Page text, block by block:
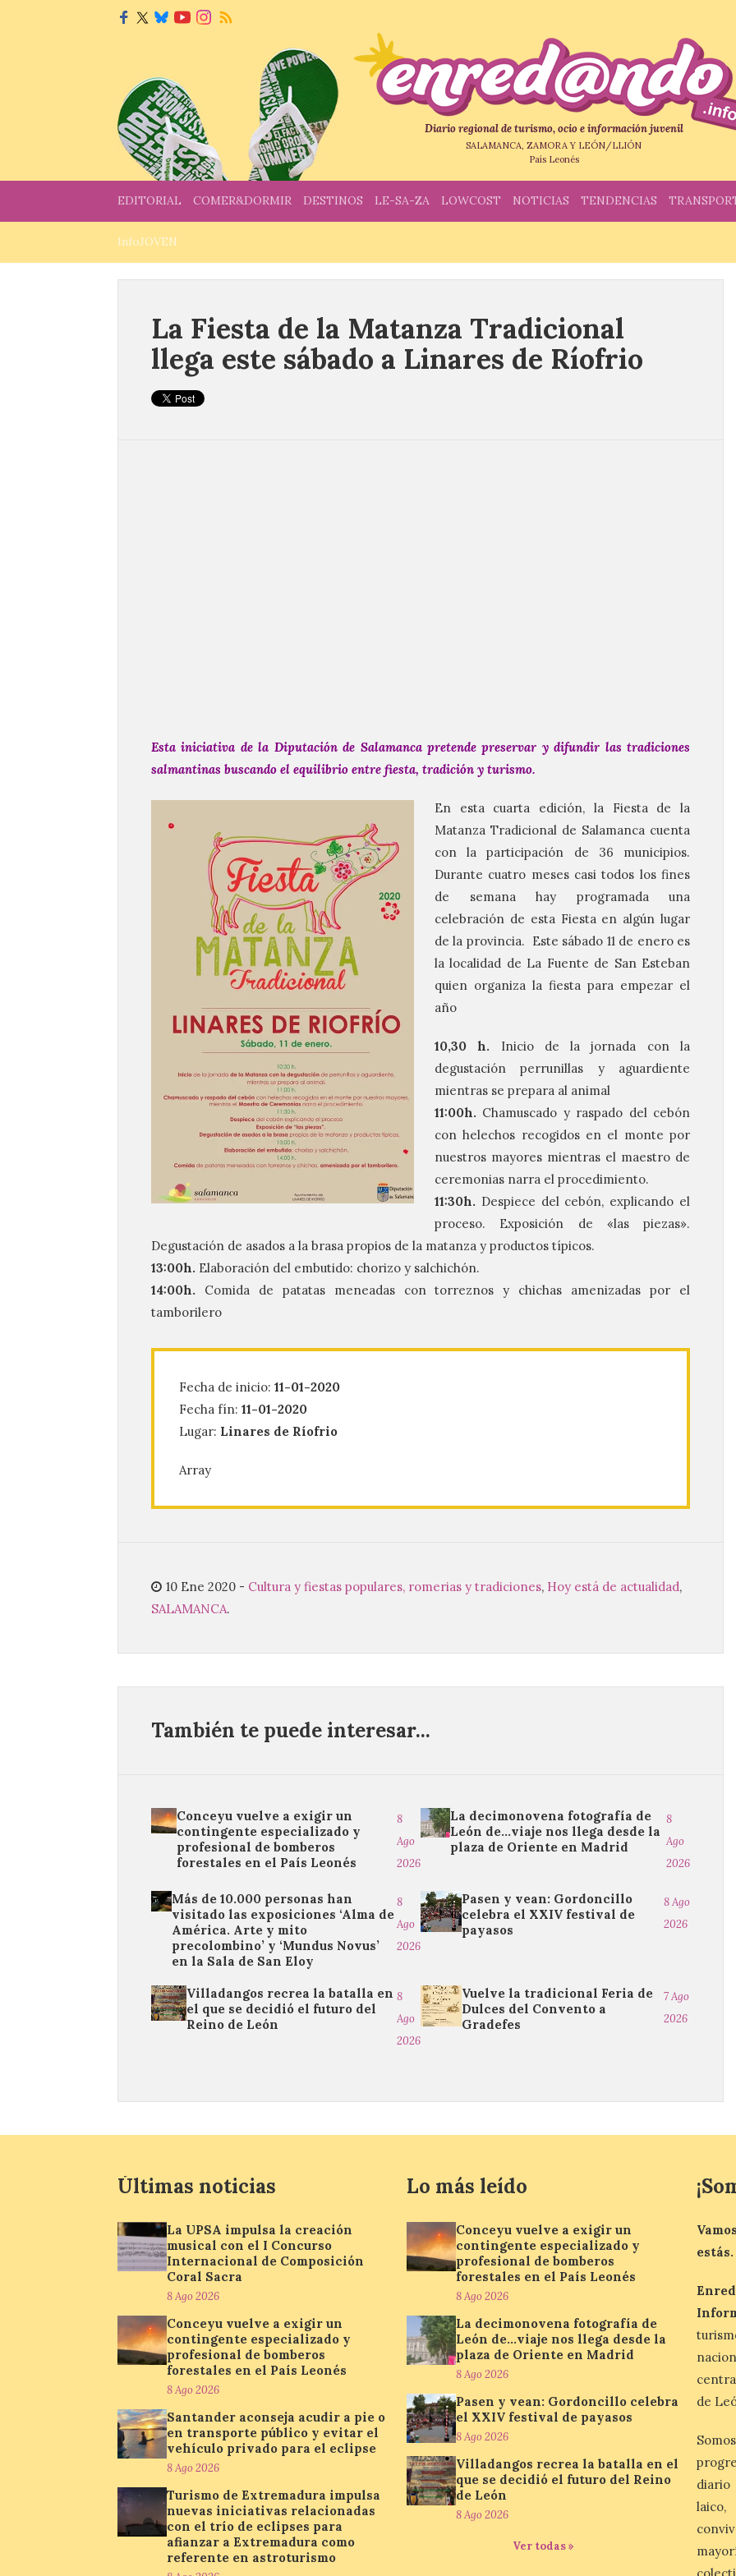
Diario regional de turismo, ocio e información juvenil
SALAMANCA, ZAMORA Y LEÓN/LLIÓN
País Leonés
EDITORIAL COMER&DORMIR DESTINOS LE-SA-ZA LOWCOST NOTICIAS TENDENCIAS
InfoJOVEN
La Fiesta de la Matanza Tradicional
llega este sábado a Linares de Ríofrio
Esta iniciativa de la Diputación de Salamanca pretende preservar y difundir las tradiciones
salmantinas buscando el equilibrio entre fiesta, tradición y turismo.
En esta cuarta edición, la Fiesta de la
Matanza Tradicional de Salamanca cuenta
con la participación de 36 municipios.
Durante cuatro meses casi todos los fines
de semana hay programada una
celebración de esta Fiesta en algún lugar
de la provincia. Este sábado 11 de enero es
la localidad de La Fuente de San Esteban
quien organiza la fiesta para empezar el
año
10,30 h. Inicio de la jornada con la
degustación perrunillas y aguardiente
mientras se prepara al animal
11:00h. Chamuscado y raspado del cebón
con helechos recogidos en el monte por
nuestros mayores mientras el maestro de
ceremonias narra el procedimiento.
11:30h. Despiece del cebón, explicando el
proceso. Exposición de «las piezas».
Degustación de asados a la brasa propios de la matanza y productos típicos.
13:00h. Elaboración del embutido: chorizo y salchichón.
14:00h. Comida de patatas meneadas con torreznos y chichas amenizadas por el
tamborilero
Fecha de inicio: 11-01-2020
Fecha fín: 11-01-2020
Lugar: Linares de Ríofrio
Array
10 Ene 2020 - Cultura y fiestas populares, romerias y tradiciones, Hoy está de actualidad,
SALAMANCA.
También te puede interesar...
Conceyu vuelve a exigir un
contingente especializado y
profesional de bomberos
forestales en el País Leonés
8
Ago
2026
La decimonovena fotografía de
León de…viaje nos llega desde la
plaza de Oriente en Madrid
8
Ago
2026
Más de 10.000 personas han
visitado las exposiciones ‘Alma de
América. Arte y mito
precolombino’ y ‘Mundus Novus’
en la Sala de San Eloy
8
Ago
2026
Pasen y vean: Gordoncillo
celebra el XXIV festival de
payasos
8 Ago
2026
Villadangos recrea la batalla en
el que se decidió el futuro del
Reino de León
8
Ago
2026
Vuelve la tradicional Feria de
Dulces del Convento a
Gradefes
7 Ago
2026
Últimas noticias
La UPSA impulsa la creación
musical con el I Concurso
Internacional de Composición
Coral Sacra
8 Ago 2026
Conceyu vuelve a exigir un
contingente especializado y
profesional de bomberos
forestales en el País Leonés
8 Ago 2026
Santander aconseja acudir a pie o
en transporte público y evitar el
vehículo privado para el eclipse
8 Ago 2026
Turismo de Extremadura impulsa
nuevas iniciativas relacionadas
con el trío de eclipses para
afianzar a Extremadura como
referente en astroturismo
Lo más leído
Conceyu vuelve a exigir un
contingente especializado y
profesional de bomberos
forestales en el País Leonés
8 Ago 2026
La decimonovena fotografía de
León de…viaje nos llega desde la
plaza de Oriente en Madrid
8 Ago 2026
Pasen y vean: Gordoncillo celebra
el XXIV festival de payasos
8 Ago 2026
Villadangos recrea la batalla en el
que se decidió el futuro del Reino
de León
8 Ago 2026
Ver todas »
estás.
de
diario